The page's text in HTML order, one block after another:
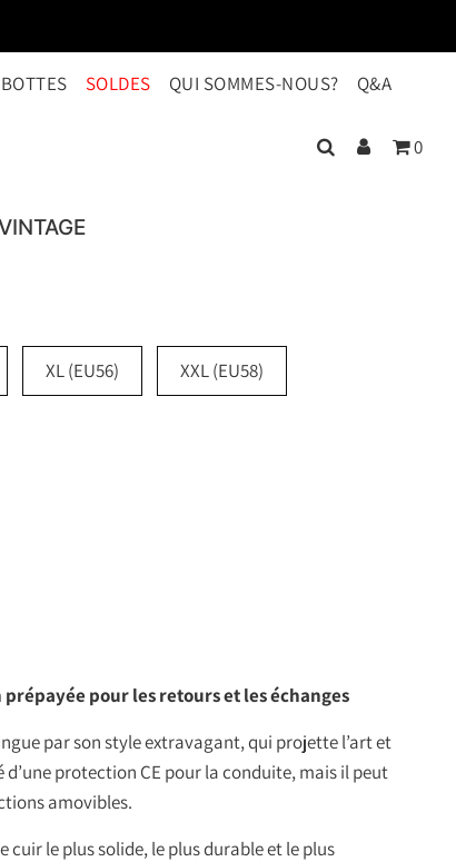
BOTTES SOLDES QUI SOMMES-NOUS? Q&A
0
XL (EU56) XXL (EU58)
pour les retours et les échanges
par son style extravagant, qui projette l’art et
protection CE pour la conduite, mais il peut
amovibles.
le plus solide, le plus durable et le plus